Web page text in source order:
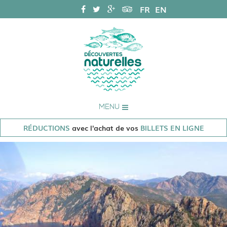
FR EN
MENU
RÉDUCTIONS avec l'achat de vos BILLETS EN LIGNE